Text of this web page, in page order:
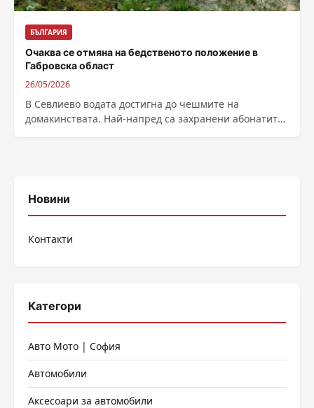
БЪЛГАРИЯ
Очаква се отмяна на бедственото положение в
Габровска област
26/05/2026
В Севлиево водата достигна до чешмите на
домакинствата. Най-напред са захранени абонатите
Новини
Контакти
Категори
Авто Мото | София
Автомобили
Аксесоари за автомобили